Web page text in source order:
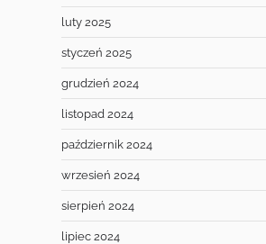
luty 2025
styczeń 2025
grudzień 2024
listopad 2024
październik 2024
wrzesień 2024
sierpień 2024
lipiec 2024